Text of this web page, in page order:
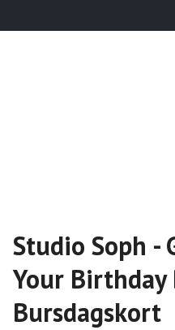
Studio Soph -
Your Birthday
Bursdagskort